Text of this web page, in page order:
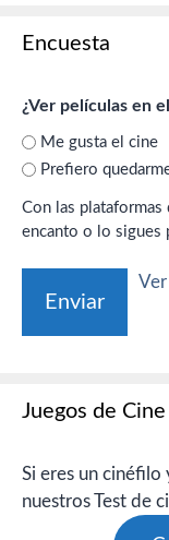
Encuesta
¿Ver películas en
Me gusta el cine
Prefiero
Con las plataformas de
encanto o lo
Juegos de Cine
Si eres un
nuestros Test de